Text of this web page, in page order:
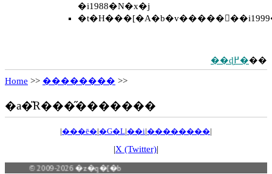
�i1988�N�x�j
��ɖ߂���
Home >> �������� >>
�a�̎R���̋�������
|���ē�|�G�L|��i|��������|
|X (Twitter)|
© 2009-2026 �z�q�[�b